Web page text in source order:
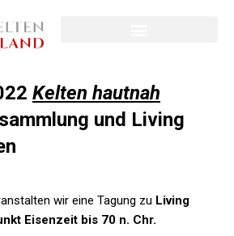
Kelten hautnah
und Living
wir eine Tagung zu Living
Eisenzeit bis 70 n. Chr.